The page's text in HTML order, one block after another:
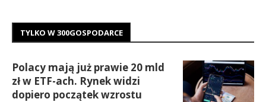
TYLKO W 300GOSPODARCE
Polacy mają już prawie 20 mld
zł w ETF-ach. Rynek widzi
dopiero początek wzrostu